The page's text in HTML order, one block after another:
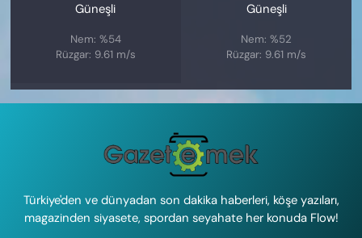
Güneşli
Nem: %54
Rüzgar: 9.61 m/s
Güneşli
Nem: %52
Rüzgar: 9.61 m/s
Türkiye'den ve dünyadan son dakika haberleri, köşe yazıları,
magazinden siyasete, spordan seyahate her konuda Flow!